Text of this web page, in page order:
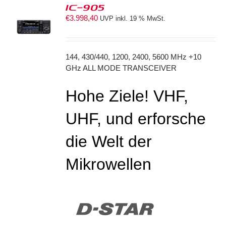
IC-905
€3.998,40 UVP inkl. 19 % MwSt.
144, 430/440, 1200, 2400, 5600 MHz +10
GHz ALL MODE TRANSCEIVER
Hohe Ziele! VHF,
UHF, und erforsche
die Welt der
Mikrowellen